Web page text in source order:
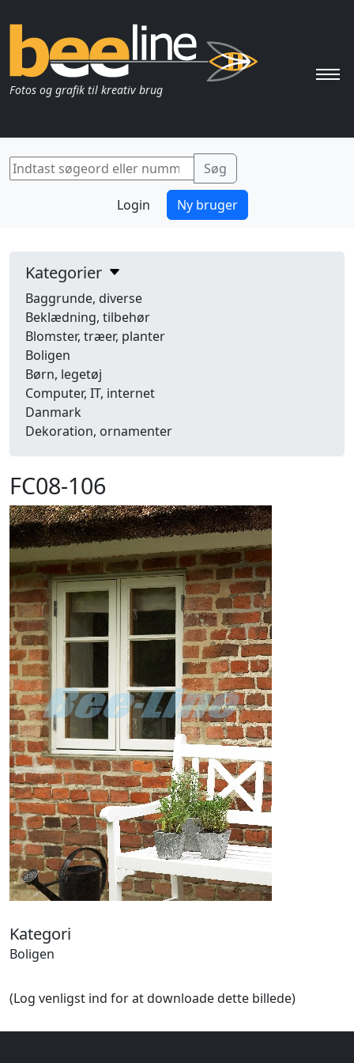
Fotos og grafik til kreativ brug
Login Ny bruger
Kategorier
Baggrunde, diverse
Beklædning, tilbehør
Blomster, træer, planter
Boligen
Børn, legetøj
Computer, IT, internet
Danmark
Dekoration, ornamenter
Efterår
Energi, miljø, økologi
Erhverv
Fænomener, begreber
Fastelavn, karneval
Ferie, rejser
Fiskeri
Fly, luftfart
Folkeslag
Forår
Fritid, hobby
Frugt, grønt
Halloween
Håndværk
Haven
Huse, bygninger
Jagt
Jul
Kærlighed, bryllup
Kommunikation, nyhedsformidling
Køretøjer
Landbrug
Lov, orden
Lyd, billede
Mad, drikke
Mærkedage
Mennesker
FC08-106
Kategori
Boligen
(Log venligst ind for at downloade dette billede)